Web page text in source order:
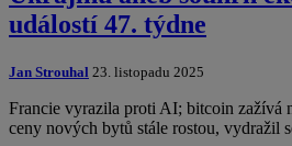
událostí 47. týdne
Jan Strouhal 23. listopadu 2025
Francie vyrazila proti AI; bitcoin zažívá
ceny nových bytů stále rostou, vydražil